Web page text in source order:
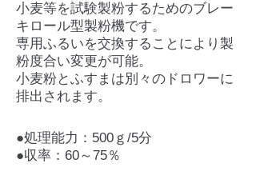
小麦等を試験製粉するためのブレー
キロール型製粉機です。
専用ふるいを交換することにより製
粉度合い変更が可能。
小麦粉とふすまは別々のドロワーに
排出されます。
●処理能力：500ｇ/5分
●収率：60～75％